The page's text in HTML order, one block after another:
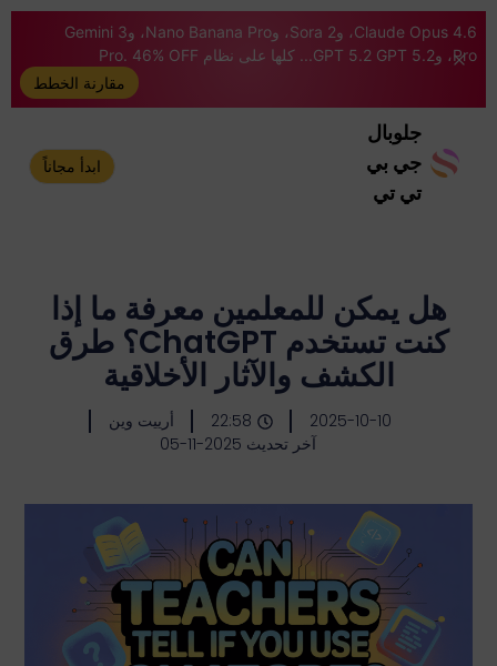
Claude Opus 4.6، وSora 2، وNano Banana Pro، وGemini 3
Pro، وGPT 5.2 GPT 5.2... كلها على نظام Pro. 46% OFF
مقارنة الخطط
جلوبال
جي بي
تي تي
ابدأ مجاناً
هل يمكن للمعلمين معرفة ما إذا
كنت تستخدم ChatGPT؟ طرق
الكشف والآثار الأخلاقية
2025-10-10
22:58
أرييت وين
آخر تحديث 2025-11-05